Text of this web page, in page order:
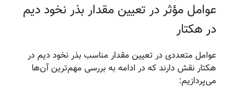
عوامل مؤثر در تعیین مقدار بذر نخود دیم
در هکتار
عوامل متعددی در تعیین مقدار مناسب بذر نخود دیم در
هکتار نقش دارند که در ادامه به بررسی مهم‌ترین آن‌ها
می‌پردازیم: